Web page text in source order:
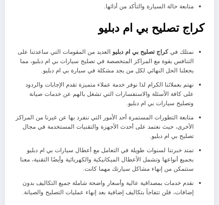
متابعة حالة السيارة والتأكد من أدائها.
كراج تصليح بي ام دبليو
نمتلك فيكراج تصليح بي ام دبليو العديد من المقومات التي ساعدتنا على
التنافس بقوة مع المراكز المتخصصة في تصليح سيارات بي ام دبليو، مما
يجعلنا الحل النهائي لكل من يجد مشكلة في سيارة بي ام دبليو.
نهتم بعملائنا الكرام لذا نوفر خدمة عملاء متميزة تقدم الإجابات والردود
على كافة الأسئلة والاستفسارات التي تشغل بالهم عن خدمات صيانة
وتصليح سيارات بي ام دبليو.
متابعة التطورات المستمرة أحد الأمور التي ننفرد بها عن غيرنا من المراكز
الأخرى، حيث نعتمد على أحدث الأجهزة والتقنيات المستخدمة في مجال
تصليح بي ام دبليو.
تمتد خبرتنا لسنوات طويلة في التعامل مع أعطال سيارات بي ام دبليو
بجميع أنواعها وتشمل الأعطال الميكانيكية والكهربائية وأيضًا التقنية، معنا
ستتمكن من إنهاء مشاكل سيارتك مهما كانت.
نقدم خدمات بمصداقية عالية وأسعار واضحة شاملة جميع التكاليف بدون
إضافات، فلن تتفاجأ بتكاليف إضافية بعد إنهاء عمليات التصليح والصيانة.